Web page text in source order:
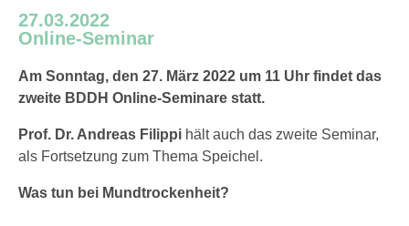
27.03.2022
Online-Seminar
Am Sonntag, den 27. März 2022 um 11 Uhr findet das
zweite BDDH Online-Seminare statt.
Prof. Dr. Andreas Filippi hält auch das zweite Seminar,
als Fortsetzung zum Thema Speichel.
Was tun bei Mundtrockenheit?